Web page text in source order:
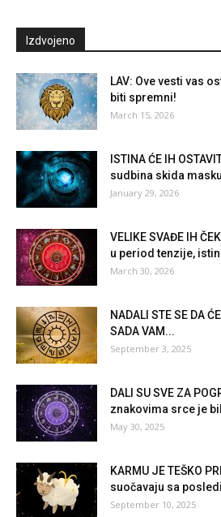
Izdvojeno
LAV: Ove vesti vas
biti spremni!
March 15, 2026
ISTINA ĆE IH
sudbina skida
January 29, 2026
VELIKE SVAĐE IH
u period tenzije,
March 30, 2026
NADALI STE SE DA
SADA VAM...
September 3, 2025
DALI SU SVE ZA
znakovima srce je
May 30, 2025
KARMU JE TEŠKO
suočavaju sa
September 10, 2025